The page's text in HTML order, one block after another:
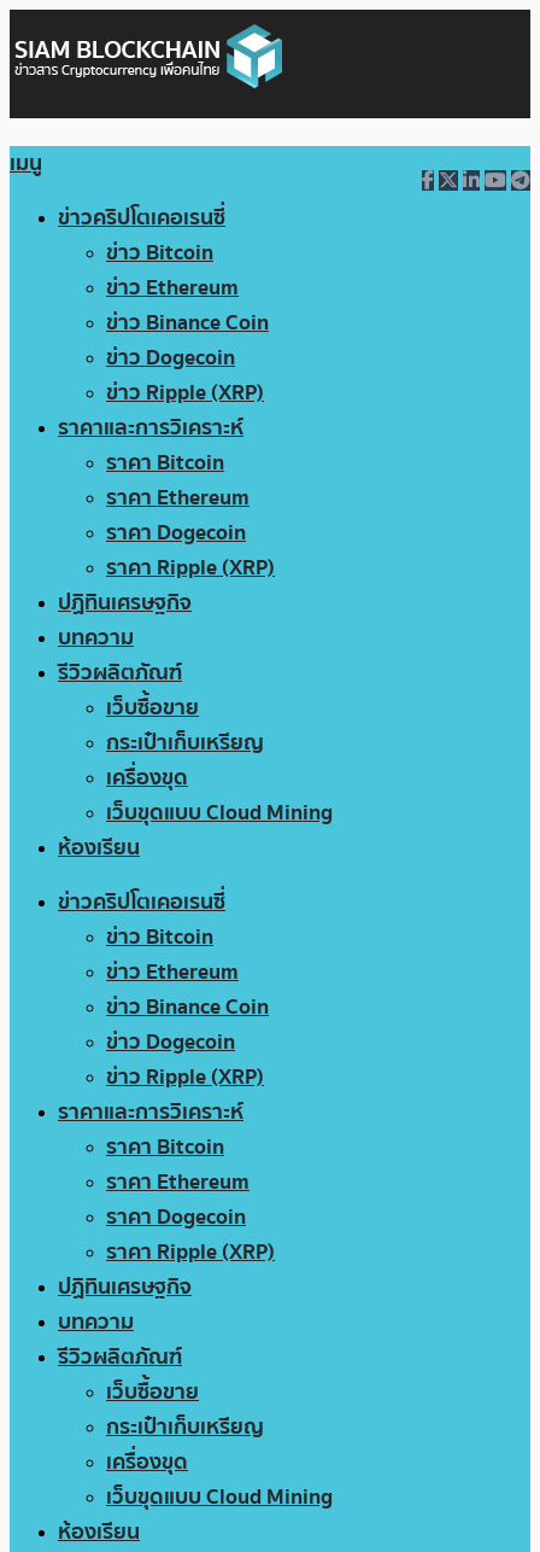
เมนู
ข่าวคริปโตเคอเรนซี่
ข่าว Bitcoin
ข่าว Ethereum
ข่าว Binance Coin
ข่าว Dogecoin
ข่าว Ripple (XRP)
ราคาและการวิเคราะห์
ราคา Bitcoin
ราคา Ethereum
ราคา Dogecoin
ราคา Ripple (XRP)
ปฏิทินเศรษฐกิจ
บทความ
รีวิวผลิตภัณฑ์
เว็บซื้อขาย
กระเป๋าเก็บเหรียญ
เครื่องขุด
เว็บขุดแบบ Cloud Mining
ห้องเรียน
ข่าวคริปโตเคอเรนซี่
ข่าว Bitcoin
ข่าว Ethereum
ข่าว Binance Coin
ข่าว Dogecoin
ข่าว Ripple (XRP)
ราคาและการวิเคราะห์
ราคา Bitcoin
ราคา Ethereum
ราคา Dogecoin
ราคา Ripple (XRP)
ปฏิทินเศรษฐกิจ
บทความ
รีวิวผลิตภัณฑ์
เว็บซื้อขาย
กระเป๋าเก็บเหรียญ
เครื่องขุด
เว็บขุดแบบ Cloud Mining
ห้องเรียน